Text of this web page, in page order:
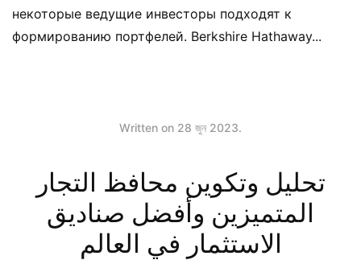
некоторые ведущие инвесторы подходят к
формированию портфелей. Berkshire Hathaway...
Written on 28 জুন 2023.
تحليل وتكوين محافظ التجار
المتميزين وأفضل صناديق
الاستثمار في العالم